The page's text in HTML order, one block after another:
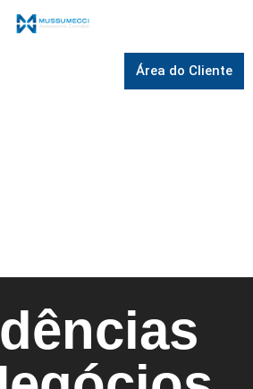
Área do Cliente